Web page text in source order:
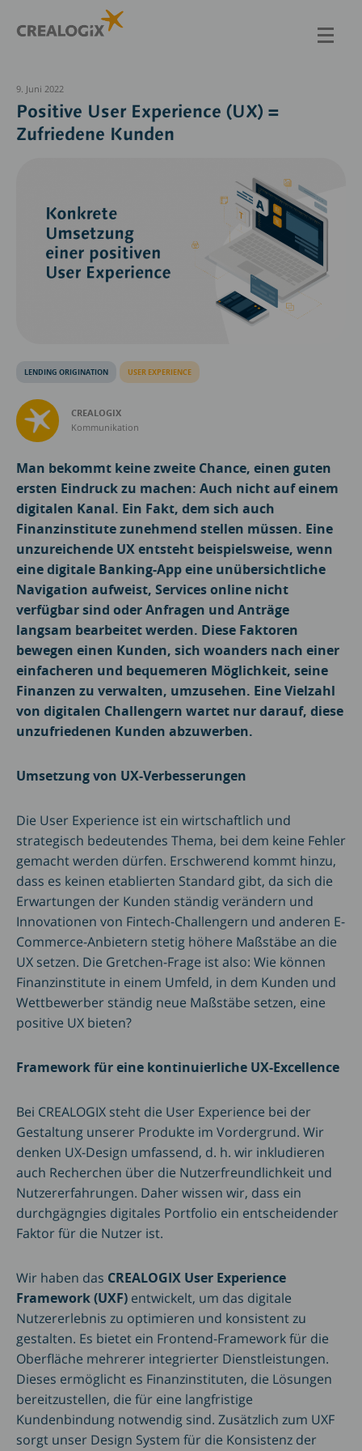
zum
9. Juni 2022
Positive User Experience (UX) =
Zufriedene Kunden
LENDING ORIGINATION USER EXPERIENCE
CREALOGIX
Kommunikation
Man bekommt keine zweite Chance, einen guten
ersten Eindruck zu machen: Auch nicht auf einem
digitalen Kanal. Ein Fakt, dem sich auch
Finanzinstitute zunehmend stellen müssen. Eine
unzureichende UX entsteht beispielsweise, wenn
eine digitale Banking-App eine unübersichtliche
Navigation aufweist, Services online nicht
verfügbar sind oder Anfragen und Anträge
langsam bearbeitet werden. Diese Faktoren
bewegen einen Kunden, sich woanders nach einer
einfacheren und bequemeren Möglichkeit, seine
Finanzen zu verwalten, umzusehen. Eine Vielzahl
von digitalen Challengern wartet nur darauf, diese
unzufriedenen Kunden abzuwerben.
Umsetzung von UX-Verbesserungen
Die User Experience ist ein wirtschaftlich und
strategisch bedeutendes Thema, bei dem keine Fehler
gemacht werden dürfen. Erschwerend kommt hinzu,
dass es keinen etablierten Standard gibt, da sich die
Erwartungen der Kunden ständig verändern und
Innovationen von Fintech-Challengern und anderen E-
Commerce-Anbietern stetig höhere Maßstäbe an die
UX setzen. Die Gretchen-Frage ist also: Wie können
Finanzinstitute in einem Umfeld, in dem Kunden und
Wettbewerber ständig neue Maßstäbe setzen, eine
positive UX bieten?
Framework für eine kontinuierliche UX-Excellence
Bei CREALOGIX steht die User Experience bei der
Gestaltung unserer Produkte im Vordergrund. Wir
denken UX-Design umfassend, d. h. wir inkludieren
auch Recherchen über die Nutzerfreundlichkeit und
Nutzererfahrungen. Daher wissen wir, dass ein
durchgägngies digitales Portfolio ein entscheidender
Faktor für die Nutzer ist.
Wir haben das CREALOGIX User Experience
Framework (UXF) entwickelt, um das digitale
Nutzererlebnis zu optimieren und konsistent zu
gestalten. Es bietet ein Frontend-Framework für die
Oberfläche mehrerer integrierter Dienstleistungen.
Dieses ermöglicht es Finanzinstituten, die Lösungen
bereitzustellen, die für eine langfristige
Kundenbindung notwendig sind. Zusätzlich zum UXF
sorgt unser Design System für die Konsistenz der